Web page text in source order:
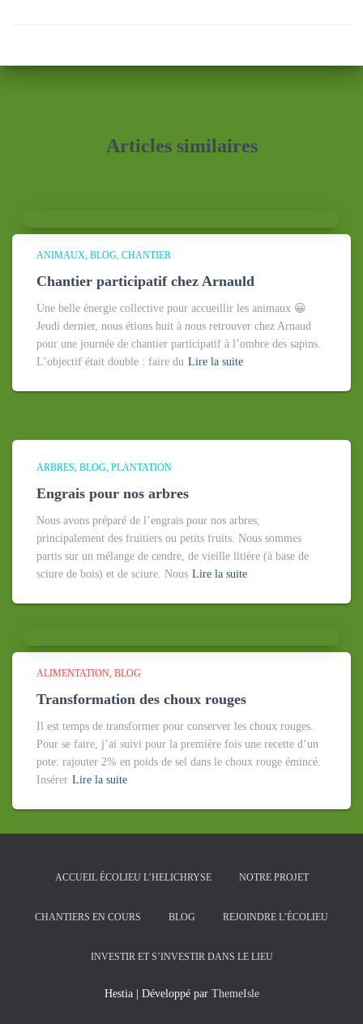
Articles similaires
ANIMAUX BLOG CHANTIER
Chantier participatif chez Arnauld
Une belle énergie collective pour accueillir les animaux 😀
Jeudi dernier, nous étions huit à nous retrouver chez Arnaud
pour une journée de chantier participatif à l’ombre des sapins.
L’objectif était double : faire du Lire la suite
ARBRES BLOG PLANTATION
Engrais pour nos arbres
Nous avons préparé de l’engrais pour nos arbres,
principalement des fruitiers ou petits fruits. Nous sommes
partis sur un mélange de cendre, de vieille litière (à base de
sciure de bois) et de sciure. Nous Lire la suite
ALIMENTATION BLOG
Transformation des choux rouges
Il est temps de transformer pour conserver les choux rouges.
Pour se faire, j’ai suivi pour la première fois une recette d’un
pote: rajouter 2% en poids de sel dans le choux rouge émincé.
Insérer Lire la suite
ACCUEIL ÉCOLIEU L’HELICHRYSE NOTRE PROJET
CHANTIERS EN COURS BLOG REJOINDRE L’ÉCOLIEU
INVESTIR ET S’INVESTIR DANS LE LIEU
Hestia | Développé par ThemeIsle